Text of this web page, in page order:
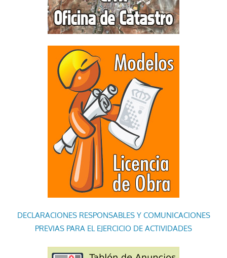
DECLARACIONES RESPONSABLES Y COMUNICACIONES
PREVIAS PARA EL EJERCICIO DE ACTIVIDADES